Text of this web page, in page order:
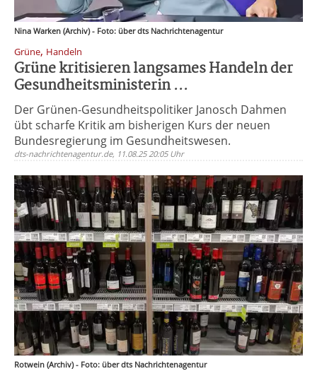
Nina Warken (Archiv) - Foto: über dts Nachrichtenagentur
Grüne, Handeln
Grüne kritisieren langsames Handeln der
Gesundheitsministerin ...
Der Grünen-Gesundheitspolitiker Janosch Dahmen
übt scharfe Kritik am bisherigen Kurs der neuen
Bundesregierung im Gesundheitswesen.
dts-nachrichtenagentur.de, 11.08.25 20:05 Uhr
Rotwein (Archiv) - Foto: über dts Nachrichtenagentur